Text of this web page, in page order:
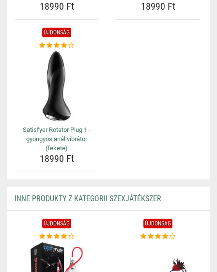
18990 Ft 18990 Ft
ÚJDONSÁG
Satisfyer Rotator Plug 1 -
gyöngyös anál vibrátor
(fekete)
18990 Ft
INNE PRODUKTY Z KATEGORII SZEXJÁTÉKSZER
ÚJDONSÁG ÚJDONSÁG